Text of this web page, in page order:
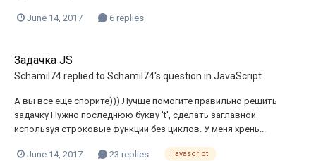
June 14, 2017 6 replies
Задачка JS
Schamil74replied to Schamil74's question in JavaScript
А вы все еще спорите))) Лучше помогите правильно решить
задачку Нужно последнюю букву 't', сделать заглавной
используя строковые функции без циклов. У меня хрень...
June 14, 2017 23 replies javascript